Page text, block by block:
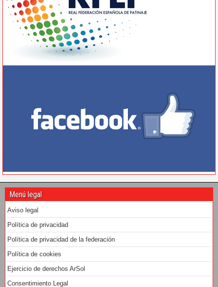
Menú legal
Aviso legal
Política de privacidad
Política de privacidad de la federación
Política de cookies
Ejercicio de derechos ArSol
Consentimiento Legal